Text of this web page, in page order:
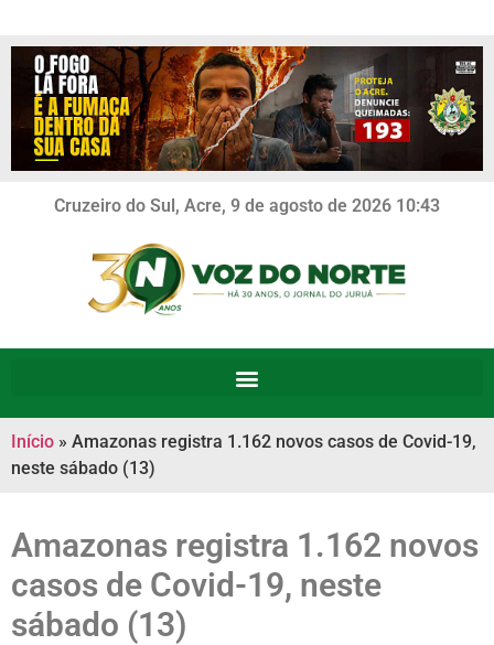
Cruzeiro do Sul, Acre, 9 de agosto de 2026 10:43
Início » Amazonas registra 1.162 novos casos de Covid-19,
neste sábado (13)
Amazonas registra 1.162 novos
casos de Covid-19, neste
sábado (13)